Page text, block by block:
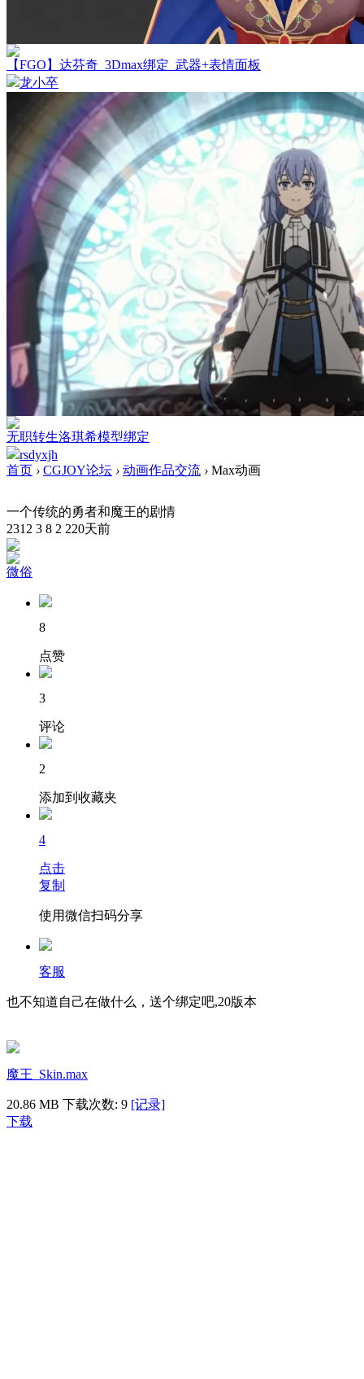
【FGO】达芬奇_3Dmax绑定_武器+表情面板
龙小卒
无职转生洛琪希模型绑定
rsdyxjh
首页 › CGJOY论坛 › 动画作品交流 › Max动画
一个传统的勇者和魔王的剧情
2312 3 8 2 220天前
微俗
8
点赞
3
评论
2
添加到收藏夹
4
点击
复制
使用微信扫码分享
客服
也不知道自己在做什么，送个绑定吧,20版本
魔王_Skin.max
20.86 MB 下载次数: 9 [记录]
下载